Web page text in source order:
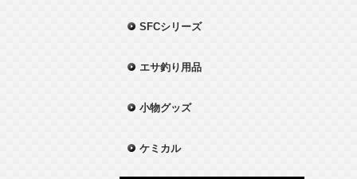
SFCシリーズ
エサ釣り用品
小物グッズ
ケミカル